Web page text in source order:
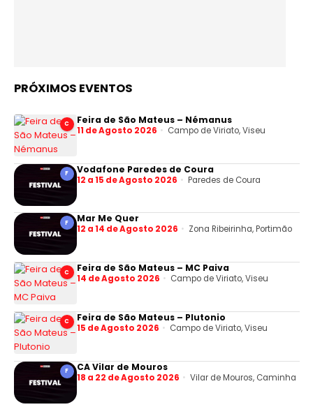
PRÓXIMOS EVENTOS
C Feira de São Mateus – Némanus
11 de Agosto 2026 Campo de Viriato, Viseu
F Vodafone Paredes de Coura
12 a 15 de Agosto 2026 Paredes de Coura
F Mar Me Quer
12 a 14 de Agosto 2026 Zona Ribeirinha, Portimão
C Feira de São Mateus – MC Paiva
14 de Agosto 2026 Campo de Viriato, Viseu
C Feira de São Mateus – Plutonio
15 de Agosto 2026 Campo de Viriato, Viseu
F CA Vilar de Mouros
18 a 22 de Agosto 2026 Vilar de Mouros, Caminha